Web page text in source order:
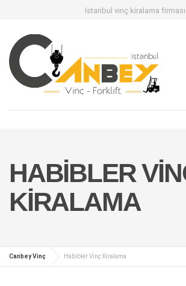
İstanbul vinç kiralama firması
HABIBLER
KIRALAMA
Canbey Vinç Habibler Vinç Kiralama